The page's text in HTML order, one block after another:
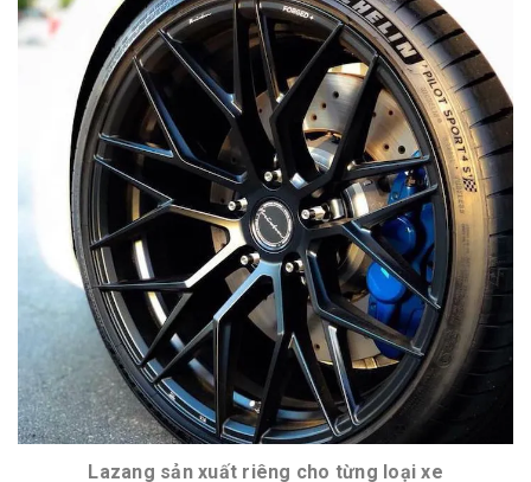
Lazang sản xuất riêng cho từng loại xe